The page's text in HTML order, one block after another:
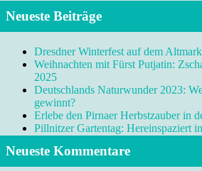
Neueste Beiträge
Dresdner Winterfest auf dem
Weihnachten mit Fürst Putjatin:
2025
Deutschlands Naturwunder 2023:
gewinnt?
Erlebe den Pirnaer Herbstzauber in
Pillnitzer Gartentag: Hereinspaziert
Neueste Kommentare